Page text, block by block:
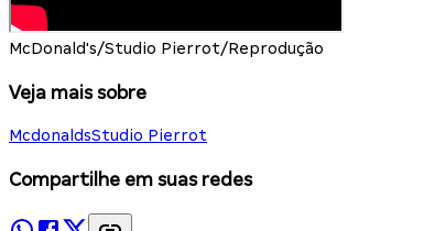
McDonald's/Studio Pierrot/Reprodução
Veja mais sobre
McdonaldsStudio Pierrot
Compartilhe em suas redes